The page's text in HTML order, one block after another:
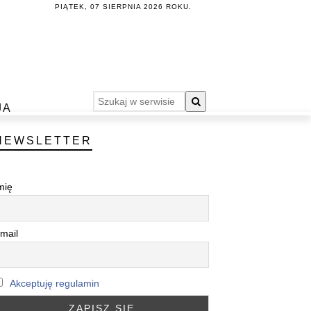
PIĄTEK, 07 SIERPNIA 2026 ROKU.
Akceptuję regulamin